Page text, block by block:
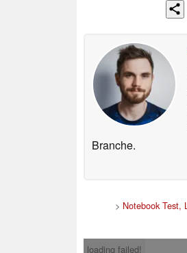
Branche.
> Notebook Test,
loading failed!